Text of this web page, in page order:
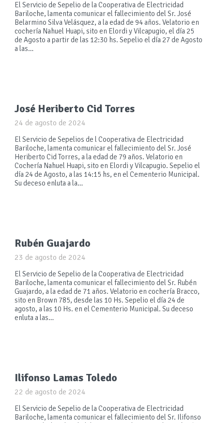
El Servicio de Sepelio de la Cooperativa de Electricidad
Bariloche, lamenta comunicar el fallecimiento del Sr. José
Belarmino Silva Velásquez, a la edad de 94 años. Velatorio en
cochería Nahuel Huapi, sito en Elordi y Vilcapugio, el día 25
de Agosto a partir de las 12:30 hs. Sepelio el día 27 de Agosto
a las…
José Heriberto Cid Torres
24 de agosto de 2024
El Servicio de Sepelios de l Cooperativa de Electricidad
Bariloche, lamenta comunicar el fallecimiento del Sr. José
Heriberto Cid Torres, a la edad de 79 años. Velatorio en
Cochería Nahuel Huapi, sito en Elordi y Vilcapugio. Sepelio el
día 24 de Agosto, a las 14:15 hs, en el Cementerio Municipal.
Su deceso enluta a la…
Rubén Guajardo
23 de agosto de 2024
El Servicio de Sepelio de la Cooperativa de Electricidad
Bariloche, lamenta comunicar el fallecimiento del Sr. Rubén
Guajardo, a la edad de 71 años. Velatorio en cochería Bracco,
sito en Brown 785, desde las 10 Hs. Sepelio el día 24 de
agosto, a las 10 Hs. en el Cementerio Municipal. Su deceso
enluta a las…
Ilifonso Lamas Toledo
22 de agosto de 2024
El Servicio de Sepelio de la Cooperativa de Electricidad
Bariloche, lamenta comunicar el fallecimiento del Sr. Ilifonso